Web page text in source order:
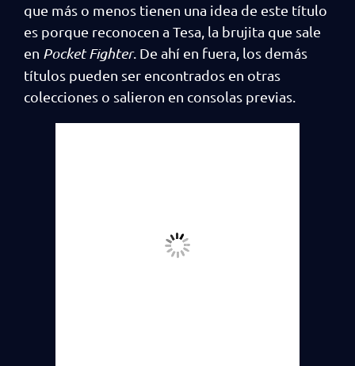
que más o menos tienen una idea de este título
es porque reconocen a Tesa, la brujita que sale
en Pocket Fighter. De ahí en fuera, los demás
títulos pueden ser encontrados en otras
colecciones o salieron en consolas previas.